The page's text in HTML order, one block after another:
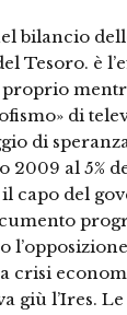
bilancio
Tesoro. è
di
di
2009 al 5%
capo del
crisi
giù l’Ires.